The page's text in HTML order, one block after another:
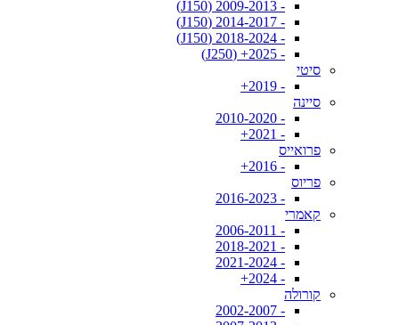
- 2009-2013 (J150)
- 2014-2017 (J150)
- 2018-2024 (J150)
- 2025+ (J250)
סיטי
- 2019+
סיינה
- 2010-2020
- 2021+
פרואייס
- 2016+
פריוס
- 2016-2023
קאמרי
- 2006-2011
- 2018-2021
- 2021-2024
- 2024+
קורולה
- 2002-2007